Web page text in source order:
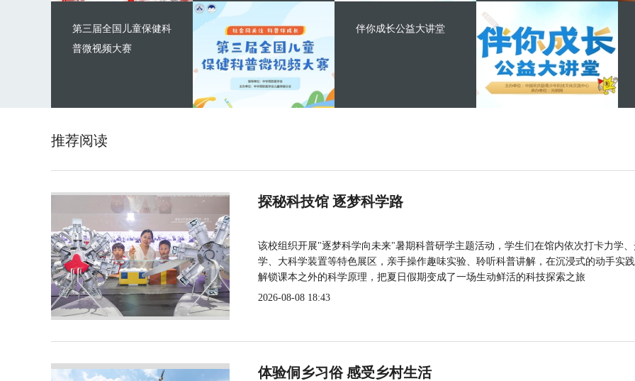
第三届全国儿童保健科
普微视频大赛
伴你成长公益大讲堂
推荐阅读
探秘科技馆 逐梦科学路
该校组织开展"逐梦科学向未来"暑期科普研学主题活动，学生们在馆内依次打卡力学
学、大科学装置等特色展区，亲手操作趣味实验、聆听科普讲解，在沉浸式的动手实
解锁课本之外的科学原理，把夏日假期变成了一场生动鲜活的科技探索之旅
2026-08-08 18:43
体验侗乡习俗 感受乡村生活